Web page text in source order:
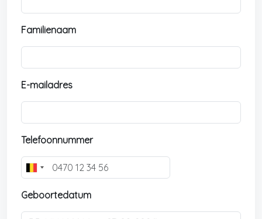
Familienaam
E-mailadres
Telefoonnummer
B
l
g
Geboortedatum